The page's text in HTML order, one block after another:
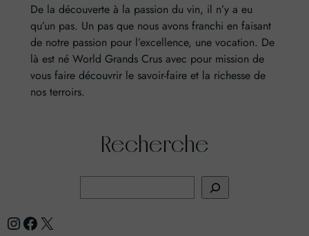
De la découverte à la passion du vin, il n’y a eu
qu’un pas. Un pas que nous avons franchi en faisant
de notre passion pour l’excellence, une vocation. De
là est né World Grands Crus avec pour mission de
vous faire découvrir le savoir-faire et la richesse de
nos terroirs.
Recherche
c
Instagram Facebook X